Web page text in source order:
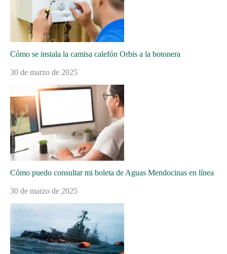
Cómo se instala la camisa calefón Orbis a la botonera
30 de marzo de 2025
Cómo puedo consultar mi boleta de Aguas Mendocinas en línea
30 de marzo de 2025